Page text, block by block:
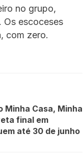
no grupo,
Os escoceses
com zero.
Minha Casa, Minha
final em
até 30 de junho